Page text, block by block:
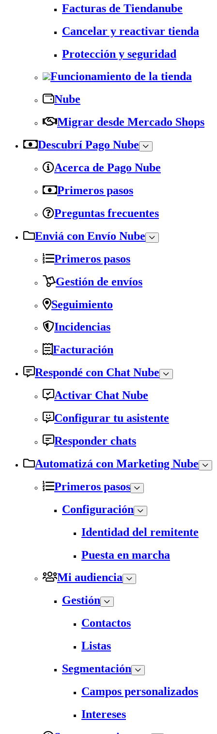
Facturas de Tiendanube
Cancelar y reactivar tienda
Protección y seguridad
Funcionamiento de la tienda
Nube
Migrar desde Mercado Shops
Descubrí Pago Nube
Acerca de Pago Nube
Primeros pasos
Preguntas frecuentes
Enviá con Envío Nube
Primeros pasos
Gestión de envíos
Seguimiento
Incidencias
Facturación
Respondé con Chat Nube
Activar Chat Nube
Configurar tu asistente
Responder chats
Automatizá con Marketing Nube
Primeros pasos
Configuración
Identidad del remitente
Puesta en marcha
Mi audiencia
Gestión
Contactos
Listas
Segmentación
Campos personalizados
Intereses